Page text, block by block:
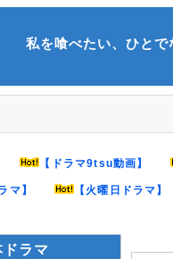
私を喰べたい、ひと
【ドラマ9tsu動画】
マ】 【火曜日ドラマ】
ドラマ